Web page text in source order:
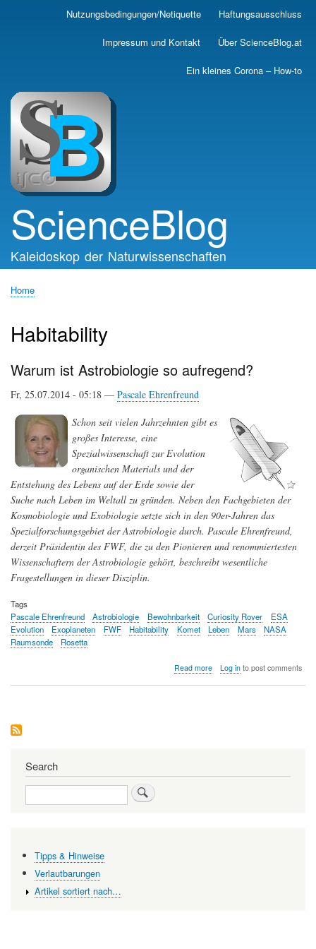
Skip
main
Nutzungsbedingungen/Netiquette Haftungsausschluss
Impressum und Kontakt Über ScienceBlog.at
Ein kleines Corona – How-to
ScienceBlog
Kaleidoskop der Naturwissenschaften
Home
Habitability
Warum ist Astrobiologie so aufregend?
Fr, 25.07.2014 - 05:18 — Pascale Ehrenfreund
Schon seit vielen Jahrzehnten gibt es
großes Interesse, eine
Spezialwissenschaft zur Evolution
organischen Materials und der
Entstehung des Lebens auf der Erde sowie der
Suche nach Leben im Weltall zu gründen. Neben den Fachgebieten der
Kosmobiologie und Exobiologie setzte sich in den 90er-Jahren das
Spezialforschungsgebiet der Astrobiologie durch. Pascale Ehrenfreund,
derzeit Präsidentin des FWF, die zu den Pionieren und renommiertesten
Wissenschaftern der Astrobiologie gehört, beschreibt wesentliche
Fragestellungen in dieser Disziplin.
Tags
Pascale Ehrenfreund
Astrobiologie Bewohnbarkeit Curiosity Rover
ESA
Evolution
Exoplaneten FWF Habitability Komet Leben Mars
NASA
Raumsonde
Rosetta
Read moreabout
Log into post comments
Search
Search
Tipps & Hinweise
Verlautbarungen
Artikel sortiert nach…